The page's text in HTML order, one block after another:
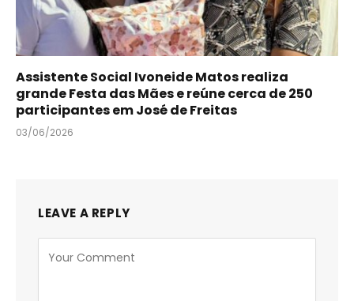
Assistente Social Ivoneide Matos realiza
grande Festa das Mães e reúne cerca de 250
participantes em José de Freitas
03/06/2026
LEAVE A REPLY